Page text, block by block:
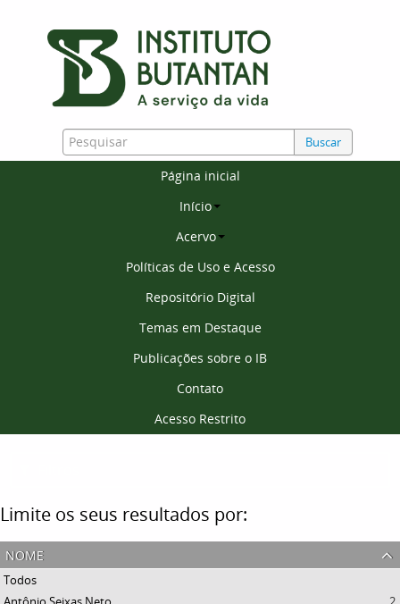
Buscar
Página inicial
Início
Acervo
Políticas de Uso e Acesso
Repositório Digital
Temas em Destaque
Publicações sobre o IB
Contato
Acesso Restrito
Limite os seus resultados por:
nome
Todos